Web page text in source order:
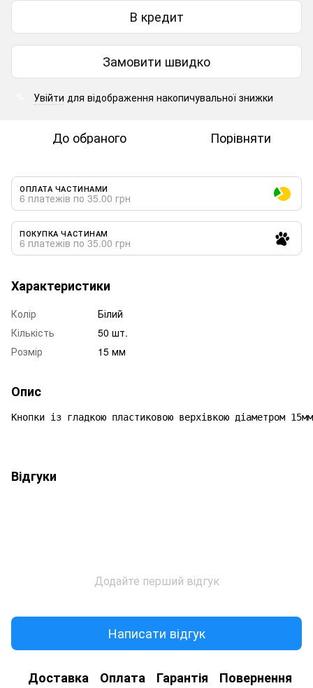
В кредит
Замовити швидко
Увійти для відображення накопичувальної знижки
До обраного Порівняти
ОПЛАТА ЧАСТИНАМИ
6 платежів по 35.00 грн
ПОКУПКА ЧАСТИНАМ
6 платежів по 35.00 грн
Характеристики
Колір
Білий
Кількість
50 шт.
Розмір
15 мм
Опис
Кнопки із гладкою пластиковою верхівкою діаметром
Відгуки
Додайте перший відгук
Написати відгук
Доставка Оплата Гарантія Повернення